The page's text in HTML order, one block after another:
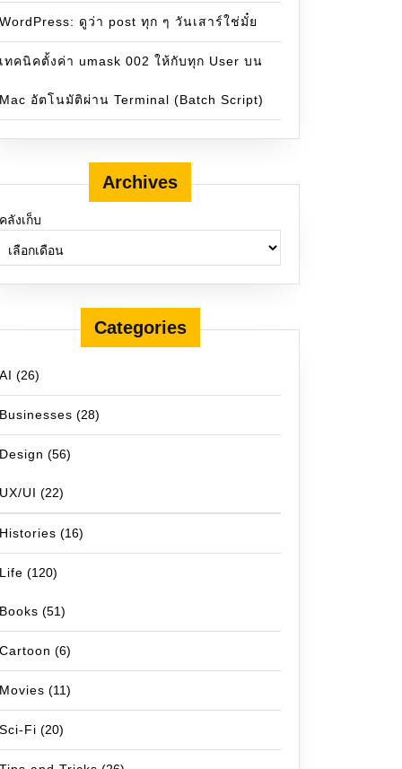
WordPress: ดูว่า post ทุก ๆ วันเสาร์ใช่มั๋ย
เทคนิคตั้งค่า umask 002 ให้กับทุก User บน
Mac อัตโนมัติผ่าน Terminal (Batch Script)
Archives
คลังเก็บ
Categories
AI (26)
Businesses (28)
Design (56)
UX/UI (22)
Histories (16)
Life (120)
Books (51)
Cartoon (6)
Movies (11)
Sci-Fi (20)